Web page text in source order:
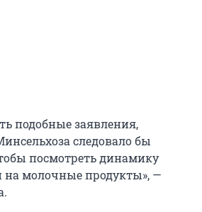
подобные заявления,
следовало бы
посмотреть динамику
на молочные продукты», —